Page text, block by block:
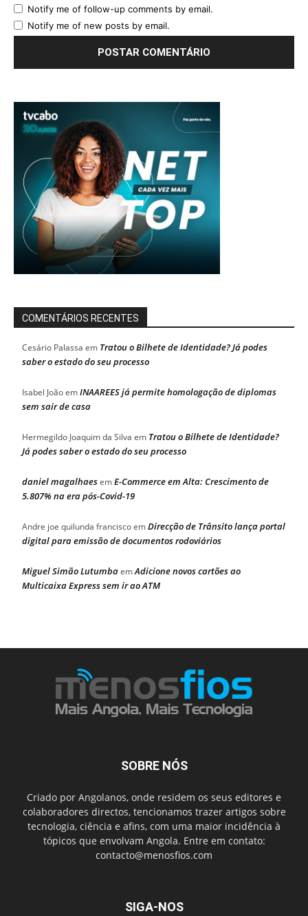
Notify me of follow-up comments by email.
Notify me of new posts by email.
COMENTÁRIOS RECENTES
Cesário Palassa em Tratou o Bilhete de Identidade? Já podes
saber o estado do seu processo
Isabel JoãoemINAAREES já permite homologação de diplomas
sem sair de casa
Hermegildo Joaquim da Silva em Tratou o Bilhete de Identidade?
Já podes saber o estado do seu processo
daniel magalhaesemE-Commerce em Alta: Crescimento de
5.807% na era pós-Covid-19
Andre joe quilunda franciscoemDirecção de Trânsito lança portal
digital para emissão de documentos rodoviários
Miguel Simão LutumbaemAdicione novos cartões ao
Multicaixa Express sem ir ao ATM
SOBRE NÓS
Criado por Angolanos, onde residem os seus editores e
colaboradores directos, tencionamos trazer artigos sobre
tecnologia, ciência e afins, com uma maior incidência à
tópicos que envolvam Angola. Entre em contato:
contacto@menosfios.com
SIGA-NOS